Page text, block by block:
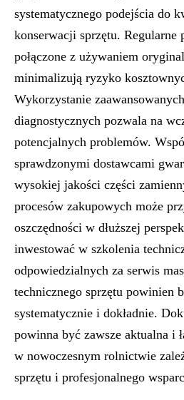
systematycznego podejścia do
konserwacji sprzętu. Regularne
połączone z używaniem
minimalizują ryzyko
Wykorzystanie
diagnostycznych pozwala na
potencjalnych problemów.
sprawdzonymi dostawcami
wysokiej jakości części
procesów zakupowych może
oszczędności w dłuższej
inwestować w szkolenia
odpowiedzialnych za serwis
technicznego sprzętu powinien
systematycznie i dokładnie.
powinna być zawsze aktualna i
w nowoczesnym rolnictwie
sprzętu i profesjonalnego